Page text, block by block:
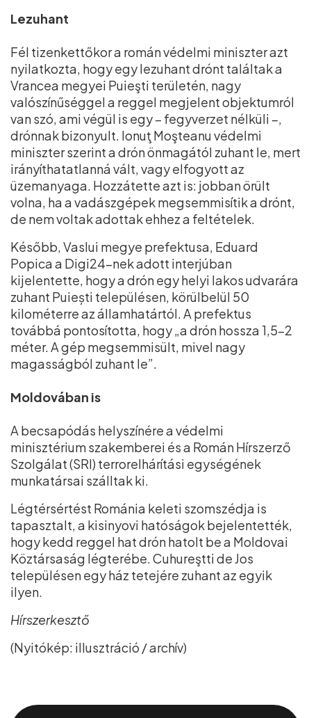
Lezuhant
Fél tizenkettőkor a román védelmi miniszter azt
nyilatkozta, hogy egy lezuhant drónt találtak a
Vrancea megyei Puieşti területén, nagy
valószínűséggel a reggel megjelent objektumról
van szó, ami végül is egy – fegyverzet nélküli –,
drónnak bizonyult. Ionuţ Moşteanu védelmi
miniszter szerint a drón önmagától zuhant le, mert
irányíthatatlanná vált, vagy elfogyott az
üzemanyaga. Hozzátette azt is: jobban örült
volna, ha a vadászgépek megsemmisítik a drónt,
de nem voltak adottak ehhez a feltételek.
Később, Vaslui megye prefektusa, Eduard
Popica a Digi24-nek adott interjúban
kijelentette, hogy a drón egy helyi lakos udvarára
zuhant Puiești településen, körülbelül 50
kilométerre az államhatártól. A prefektus
továbbá pontosította, hogy „a drón hossza 1,5–2
méter. A gép megsemmisült, mivel nagy
magasságból zuhant le”.
Moldovában is
A becsapódás helyszínére a védelmi
minisztérium szakemberei és a Román Hírszerző
Szolgálat (SRI) terrorelhárítási egységének
munkatársai szálltak ki.
Légtérsértést Románia keleti szomszédja is
tapasztalt, a kisinyovi hatóságok bejelentették,
hogy kedd reggel hat drón hatolt be a Moldovai
Köztársaság légterébe. Cuhureştti de Jos
településen egy ház tetejére zuhant az egyik
ilyen.
Hírszerkesztő
(Nyitókép: illusztráció / archív)